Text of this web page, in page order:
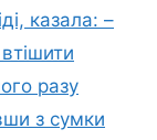
казала: –
разу
з сумки